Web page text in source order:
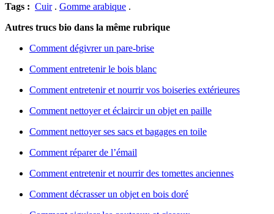
Tags : Cuir. Gomme arabique .
Autres trucs bio dans la même rubrique
Comment dégivrer un pare-brise
Comment entretenir le bois blanc
Comment entretenir et nourrir vos boiseries extérieures
Comment nettoyer et éclaircir un objet en paille
Comment nettoyer ses sacs et bagages en toile
Comment réparer de l’émail
Comment entretenir et nourrir des tomettes anciennes
Comment décrasser un objet en bois doré